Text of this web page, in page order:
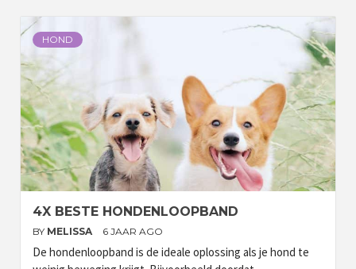
HOND
4X BESTE HONDENLOOPBAND
BY MELISSA 6 JAAR AGO
De hondenloopband is de ideale oplossing als je hond te